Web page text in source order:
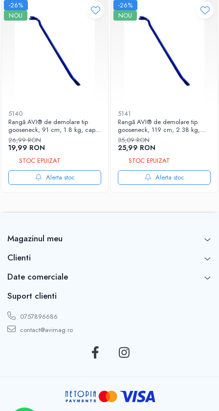
Robineti
Sisteme filtrare instalatii
Sonerii electrice
Termometre Meteo
-26%
NOU
5140
Rangă AVI® de demolare tip
gooseneck, 91 cm, 1.8 kg, cap
drept teșit 2.9 cm, fantă scos
cuie, grip hexagonal Ø 18 mm,
AVI-5140
26,99 RON
19,99 RON
STOC EPUIZAT
Alerta stoc
-26%
NOU
5141
Rangă AVI® de demolare tip
gooseneck, 119 cm, 2.38 kg,
cap drept teșit 2.9 cm, fantă scos
cuie, grip hexagonal Ø 18 mm,
AVI-5141
35,09 RON
25,99 RON
STOC EPUIZAT
Alerta stoc
Magazinul meu
Clienti
Date comerciale
Suport clienti
0757896686
contact@avimag.ro